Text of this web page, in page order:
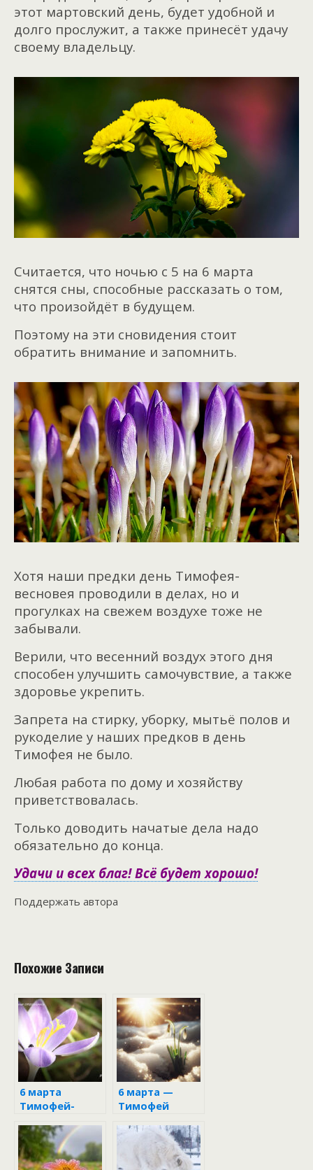
этот мартовский день, будет удобной и
долго прослужит, а также принесёт удачу
своему владельцу.
Считается, что ночью с 5 на 6 марта
снятся сны, способные рассказать о том,
что произойдёт в будущем.
Поэтому на эти сновидения стоит
обратить внимание и запомнить.
Хотя наши предки день Тимофея-
весновея проводили в делах, но и
прогулках на свежем воздухе тоже не
забывали.
Верили, что весенний воздух этого дня
способен улучшить самочувствие, а также
здоровье укрепить.
Запрета на стирку, уборку, мытьё полов и
рукоделие у наших предков в день
Тимофея не было.
Любая работа по дому и хозяйству
приветствовалась.
Только доводить начатые дела надо
обязательно до конца.
Удачи и всех благ! Всё будет хорошо!
Поддержать автора
Похожие Записи
6 марта
Тимофей-
6 марта —
Тимофей
народные
приметы и
поверья дня